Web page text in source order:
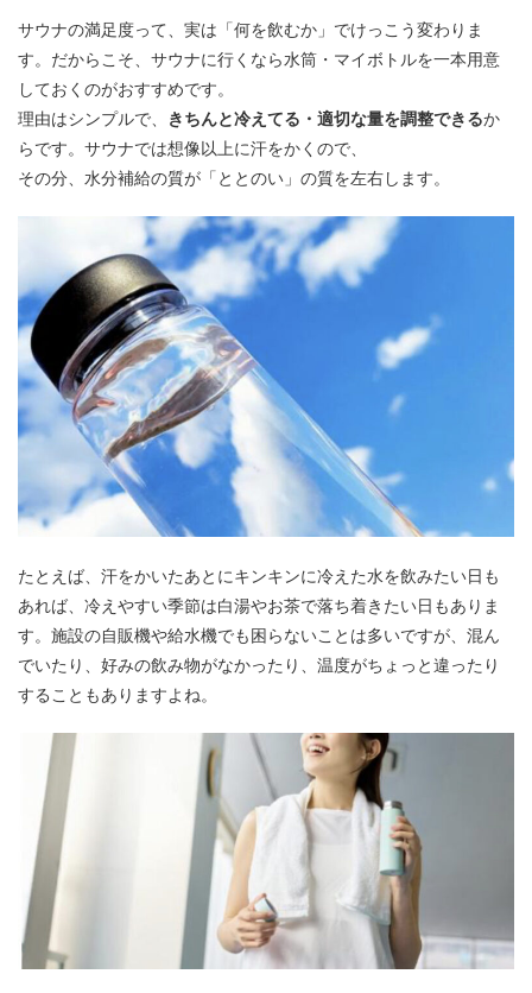
サウナの満足度って、実は「何を飲むか」でけっこう変わりま
す。だからこそ、サウナに行くなら水筒・マイボトルを一本用意
しておくのがおすすめです。
理由はシンプルで、 きちんと冷えてる・適切な量を調整できるか
らです。サウナでは想像以上に汗をかくので、
その分、水分補給の質が「ととのい」の質を左右します。
たとえば、汗をかいたあとにキンキンに冷えた水を飲みたい日も
あれば、冷えやすい季節は白湯やお茶で落ち着きたい日もありま
す。施設の自販機や給水機でも困らないことは多いですが、混ん
でいたり、好みの飲み物がなかったり、温度がちょっと違ったり
することもありますよね。